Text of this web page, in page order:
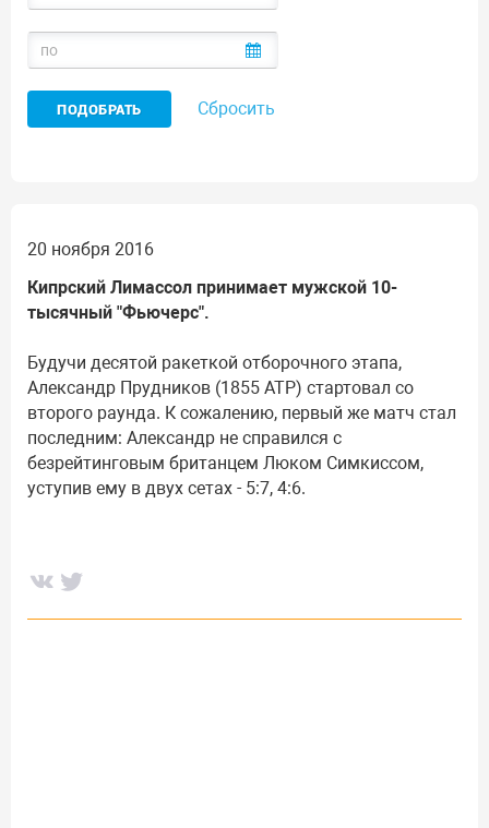
Сбросить
20 ноября 2016
Кипрский Лимассол принимает мужской 10-
тысячный "Фьючерс".
Будучи десятой ракеткой отборочного этапа,
Александр Прудников (1855 АТР) стартовал со
второго раунда. К сожалению, первый же матч стал
последним: Александр не справился с
безрейтинговым британцем Люком Симкиссом,
уступив ему в двух сетах - 5:7, 4:6.